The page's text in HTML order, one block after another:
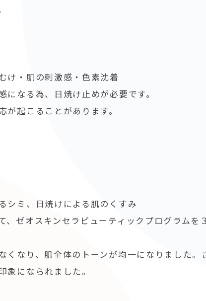
け・肌の刺激感・色素沈着
になる為、日焼け止めが必要です。
起こることがあります。
シミ、日焼けによる肌のくすみ
、ゼオスキンセラピューティックプログラムを
くなり、肌全体のトーンが均一になりました。
象になられました。